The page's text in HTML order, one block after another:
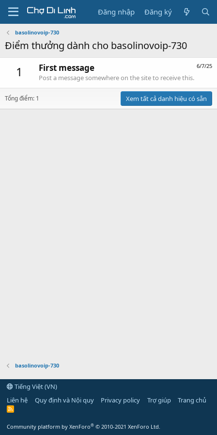
Đăng nhập Đăng ký
basolinovoip-730
Điểm thưởng dành cho basolinovoip-730
1 6/7/25
First message
Post a message somewhere on the site to receive this.
Tổng điểm: 1 Xem tất cả danh hiệu có sẵn
basolinovoip-730
Tiếng Việt (VN)
Liên hệ
Quy định và Nội quy Privacy policy Trợ giúp Trang chủ
R
Community platform by XenForo® © 2010-2021 XenForo Ltd.